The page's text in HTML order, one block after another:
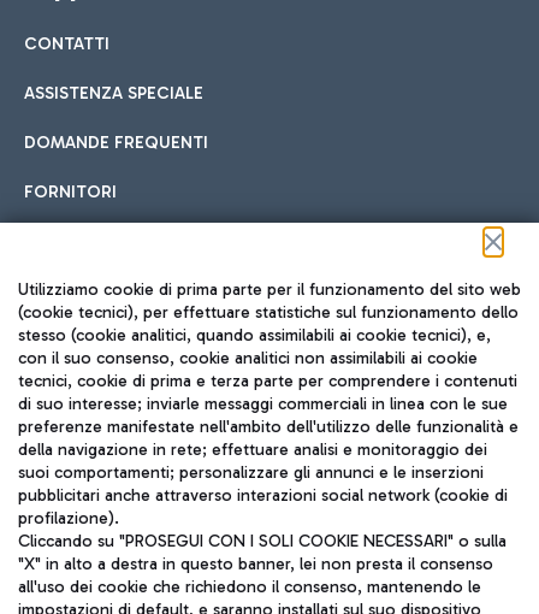
Cucina Internazionale
Fast Food
Hotel in aeroporto
Scegli l'alloggio più adatto e approfitta della vicinanza
all'aeroporto.
Car sharing
Con il Car Sharing è ancora più facile spostarsi
Treno
Raggiungi velocemente l'aeroporto di Fiumicino da Roma
tramite i servizi ferroviari Trenitalia.
CONTATTI
ASSISTENZA SPECIALE
DOMANDE FREQUENTI
FORNITORI
Seguici sui social
TRAVEL JOURNAL
ITA
Utilizziamo cookie di prima parte per il funzionamento del sito web
(cookie tecnici), per effettuare statistiche sul funzionamento dello
stesso (cookie analitici, quando assimilabili ai cookie tecnici), e,
con il suo consenso, cookie analitici non assimilabili ai cookie
tecnici, cookie di prima e terza parte per comprendere i contenuti
di suo interesse; inviarle messaggi commerciali in linea con le sue
preferenze manifestate nell'ambito dell'utilizzo delle funzionalità e
della navigazione in rete; effettuare analisi e monitoraggio dei
suoi comportamenti; personalizzare gli annunci e le inserzioni
pubblicitari anche attraverso interazioni social network (cookie di
profilazione).
Cliccando su "PROSEGUI CON I SOLI COOKIE NECESSARI" o sulla
"X" in alto a destra in questo banner, lei non presta il consenso
all'uso dei cookie che richiedono il consenso, mantenendo le
impostazioni di default, e saranno installati sul suo dispositivo